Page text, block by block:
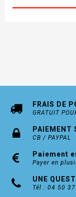
FRAIS DE
GRATUIT
PAIEMENT
CB / PAYPAL
Paiement
Payer en
UNE
Tél : 04 50